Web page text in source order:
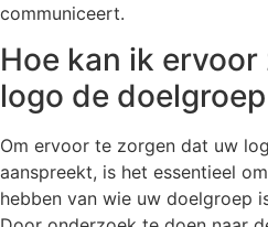
communiceert.
Hoe kan ik
logo de
Om ervoor te zorgen dat uw
aanspreekt, is het essentieel
hebben van wie uw doelgroep